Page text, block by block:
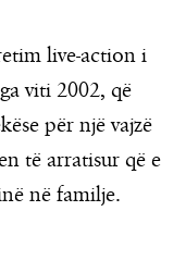
live-action i
viti 2002, që
për një vajzë
të arratisur që e
në familje.